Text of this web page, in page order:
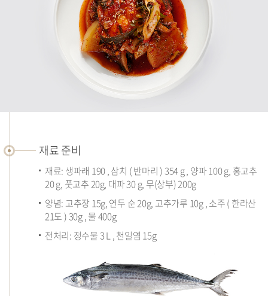
준
재료 준비
재료: 생파래 190 , 삼치 ( 반마리 ) 354 g , 양파 100 g, 홍고추
20 g, 풋고추 20g, 대파 30 g, 무(상부) 200g
양념: 고추장 15g, 연두 순 20g, 고추가루 10g , 소주 ( 한라산
21도 ) 30g , 물 400g
전처리: 정수물 3 L , 천일염 15g